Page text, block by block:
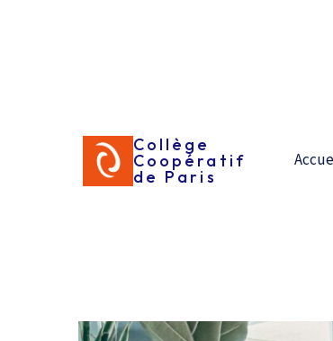
Collège
Coopératif
de Paris
Initiation à la